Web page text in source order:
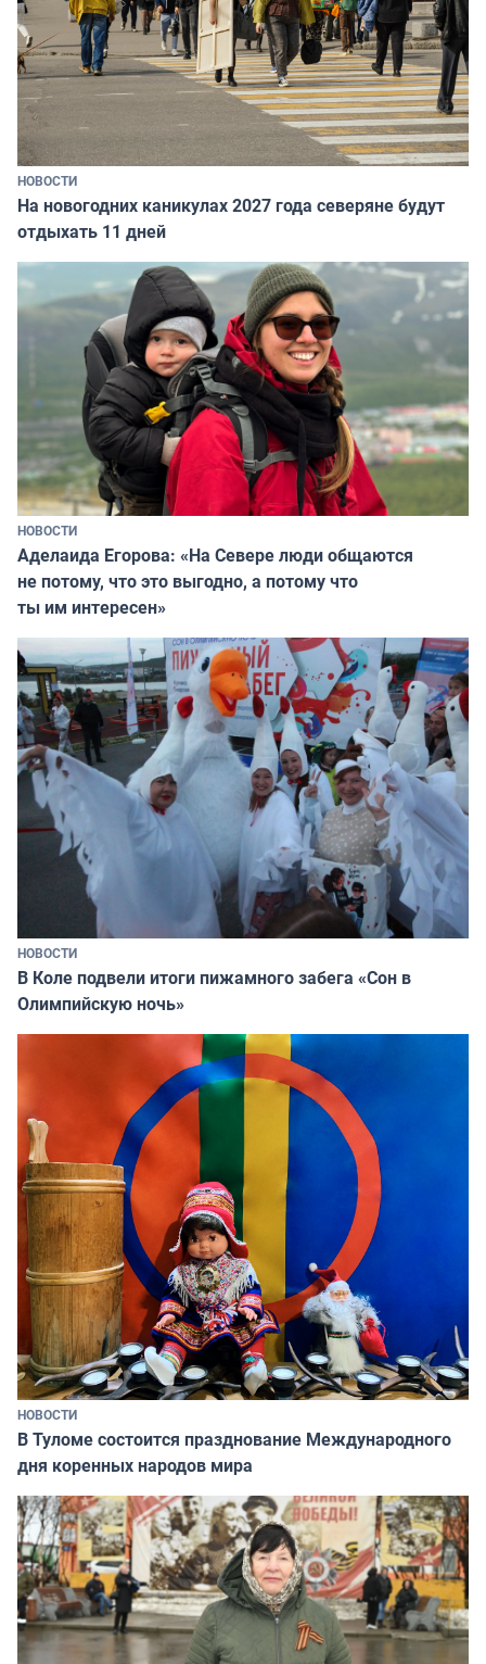
НОВОСТИ
На новогодних каникулах 2027 года северяне будут
отдыхать 11 дней
НОВОСТИ
Аделаида Егорова: «На Севере люди общаются
не потому, что это выгодно, а потому что
ты им интересен»
НОВОСТИ
В Коле подвели итоги пижамного забега «Сон в
Олимпийскую ночь»
НОВОСТИ
В Туломе состоится празднование Международного
дня коренных народов мира